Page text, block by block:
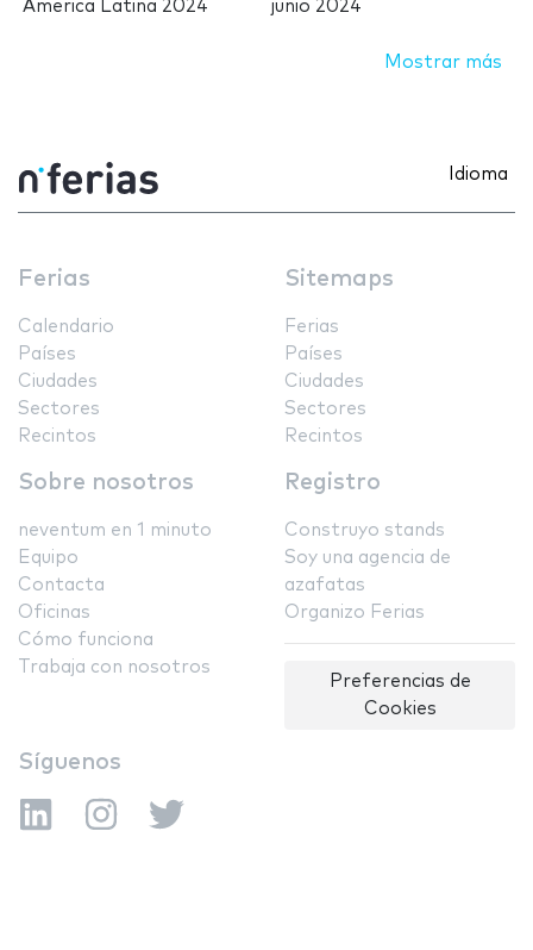
America Latina 2024
junio 2024
Mostrar más
Idioma
Ferias
Calendario
Países
Ciudades
Sectores
Recintos
Sitemaps
Ferias
Países
Ciudades
Sectores
Recintos
Sobre nosotros
neventum en 1 minuto
Equipo
Contacta
Oficinas
Cómo funciona
Trabaja con nosotros
Registro
Construyo stands
Soy una agencia de
azafatas
Organizo Ferias
Preferencias de
Cookies
Síguenos